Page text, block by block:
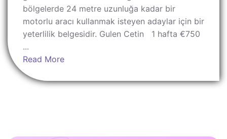
bölgelerde 24 metre uzunluğa kadar bir
motorlu aracı kullanmak isteyen adaylar için bir
yeterlilik belgesidir. Gulen Cetin 1 hafta €750
...
Read More